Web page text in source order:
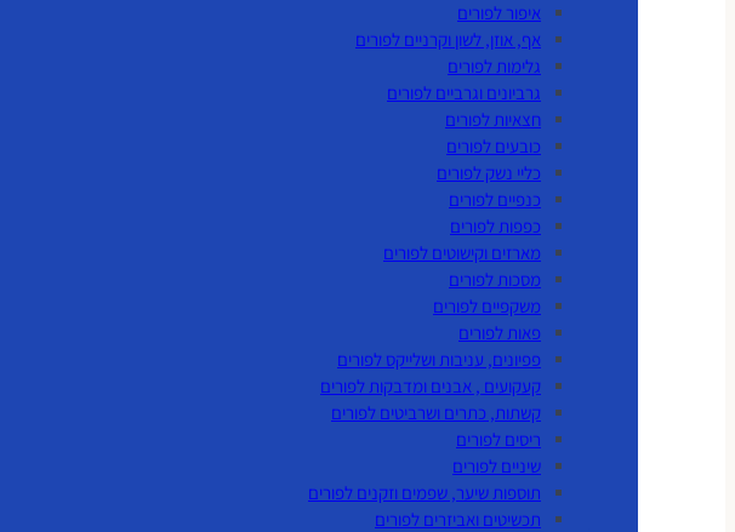
איפור לפורים
אף, אוזן, לשון וקרניים לפורים
גלימות לפורים
גרביונים וגרביים לפורים
חצאיות לפורים
כובעים לפורים
כליי נשק לפורים
כנפיים לפורים
כפפות לפורים
מארזים וקישוטים לפורים
מסכות לפורים
משקפיים לפורים
פאות לפורים
פפיונים, עניבות ושלייקס לפורים
קעקועים , אבנים ומדבקות לפורים
קשתות, כתרים ושרביטים לפורים
ריסים לפורים
שיניים לפורים
תוספות שיער, שפמים וזקנים לפורים
תכשיטים ואביזרים לפורים